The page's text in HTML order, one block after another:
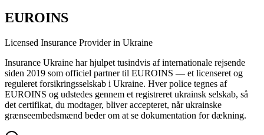
EUROINS
Licensed Insurance Provider in Ukraine
Insurance Ukraine har hjulpet tusindvis af internationale rejsende
siden 2019 som officiel partner til EUROINS — et licenseret og
reguleret forsikringsselskab i Ukraine. Hver police tegnes af
EUROINS og udstedes gennem et registreret ukrainsk selskab, så
det certifikat, du modtager, bliver accepteret, når ukrainske
grænseembedsmænd beder om at se dokumentation for dækning.